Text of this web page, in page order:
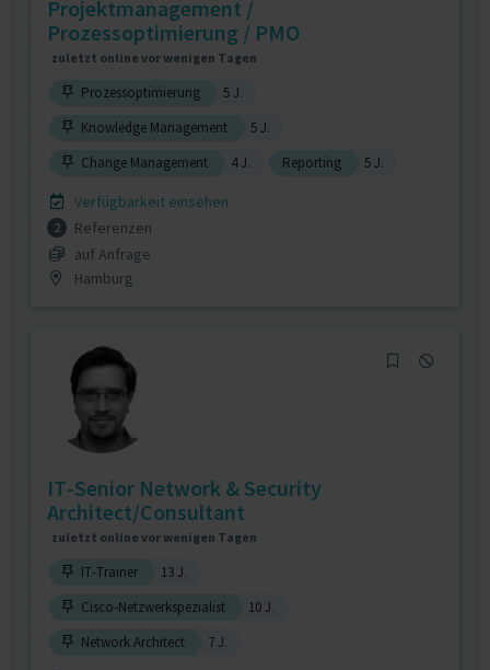
Projektmanagement /
Prozessoptimierung / PMO
zuletzt online vor wenigen Tagen
Prozessoptimierung
5 J.
Knowledge Management
5 J.
Change Management
4 J. Reporting 5 J.
Verfügbarkeit einsehen
2
Referenzen
auf Anfrage
Hamburg
IT-Senior Network & Security
Architect/Consultant
zuletzt online vor wenigen Tagen
IT-Trainer
13 J.
Cisco-Netzwerkspezialist
10 J.
Network Architect
7 J.